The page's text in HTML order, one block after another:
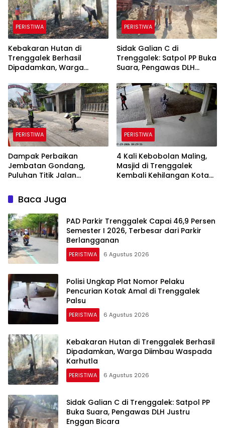
PERISTIWA
Kebakaran Hutan di
Trenggalek Berhasil
Dipadamkan, Warga
Karhutla
PERISTIWA
Sidak Galian C di
Trenggalek: Satpol PP Buka
Suara, Pengawas DLH
PERISTIWA
Dampak Perbaikan
Jembatan Gondang,
Puluhan Titik Jalan
Alami Kerusakan
PERISTIWA
4 Kali Kebobolan Maling,
Masjid di Trenggalek
Kembali Kehilangan Kotak
Baca Juga
PAD Parkir Trenggalek Capai 46,9 Persen
Semester I 2026, Terbesar dari Parkir
Berlangganan
PERISTIWA 6 Agustus 2026
Polisi Ungkap Plat Nomor Pelaku
Pencurian Kotak Amal di Trenggalek
Palsu
PERISTIWA 6 Agustus 2026
Kebakaran Hutan di Trenggalek Berhasil
Dipadamkan, Warga Diimbau Waspada
Karhutla
PERISTIWA 6 Agustus 2026
Sidak Galian C di Trenggalek: Satpol PP
Buka Suara, Pengawas DLH Justru
Enggan Bicara